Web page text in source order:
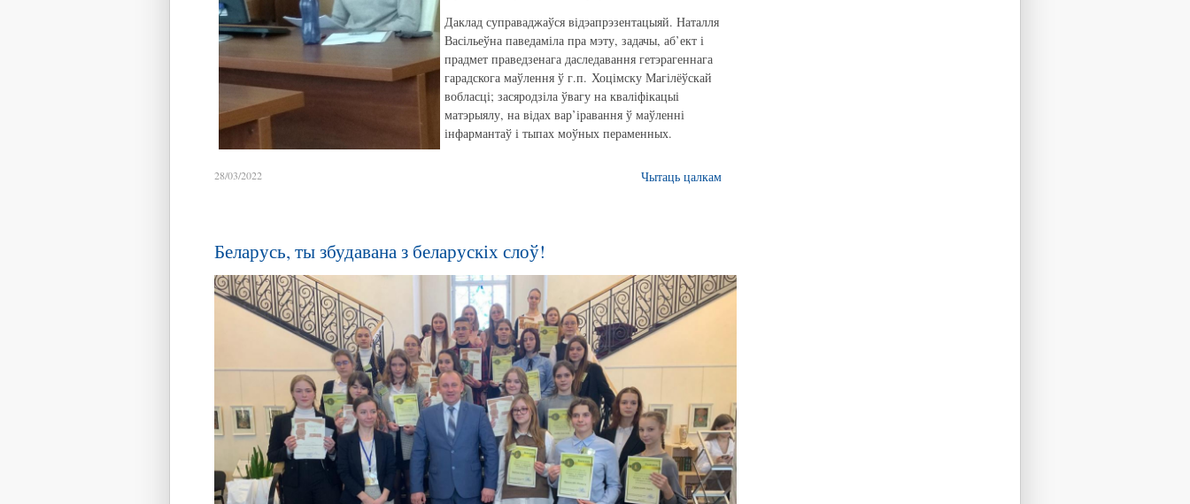
Даклад суправаджаўся відэапрэзентацыяй. Наталля
Васільеўна паведаміла пра мэту, задачы, аб’ект і
прадмет праведзенага даследавання гетэрагеннага
гарадскога маўлення ў г.п. Хоцімску Магілёўскай
вобласці; засяродзіла ўвагу на кваліфікацыі
матэрыялу, на відах вар’іравання ў маўленні
інфармантаў і тыпах моўных пераменных.
28/03/2022 Чытаць цалкам
Беларусь, ты збудавана з беларускіх слоў!